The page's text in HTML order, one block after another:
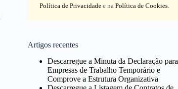
Política de Privacidade e naPolítica de Cookies.
Artigos recentes
Descarregue a Minuta da Declaração para
Empresas de Trabalho Temporário e
Comprove a Estrutura Organizativa